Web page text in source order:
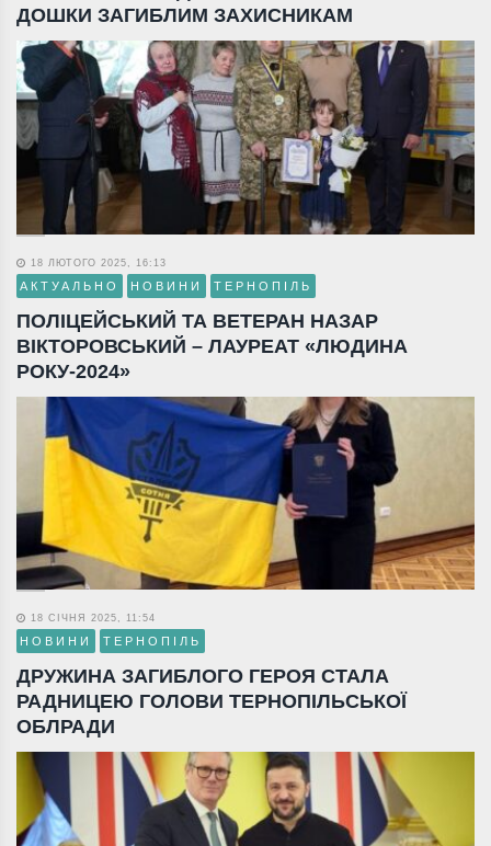
ДОШКИ ЗАГИБЛИМ ЗАХИСНИКАМ
18 ЛЮТОГО 2025, 16:13
АКТУАЛЬНО НОВИНИ ТЕРНОПІЛЬ
ПОЛІЦЕЙСЬКИЙ ТА ВЕТЕРАН НАЗАР
ВІКТОРОВСЬКИЙ – ЛАУРЕАТ «ЛЮДИНА
РОКУ-2024»
18 СІЧНЯ 2025, 11:54
НОВИНИ ТЕРНОПІЛЬ
ДРУЖИНА ЗАГИБЛОГО ГЕРОЯ СТАЛА
РАДНИЦЕЮ ГОЛОВИ ТЕРНОПІЛЬСЬКОЇ
ОБЛРАДИ